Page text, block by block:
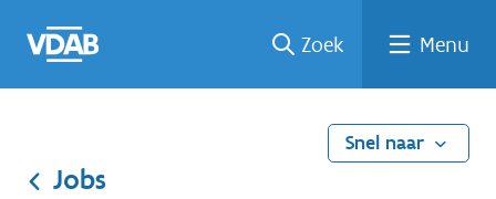
naar
een
een
job
naar
Zoek Menu
Snel naar
Jobs